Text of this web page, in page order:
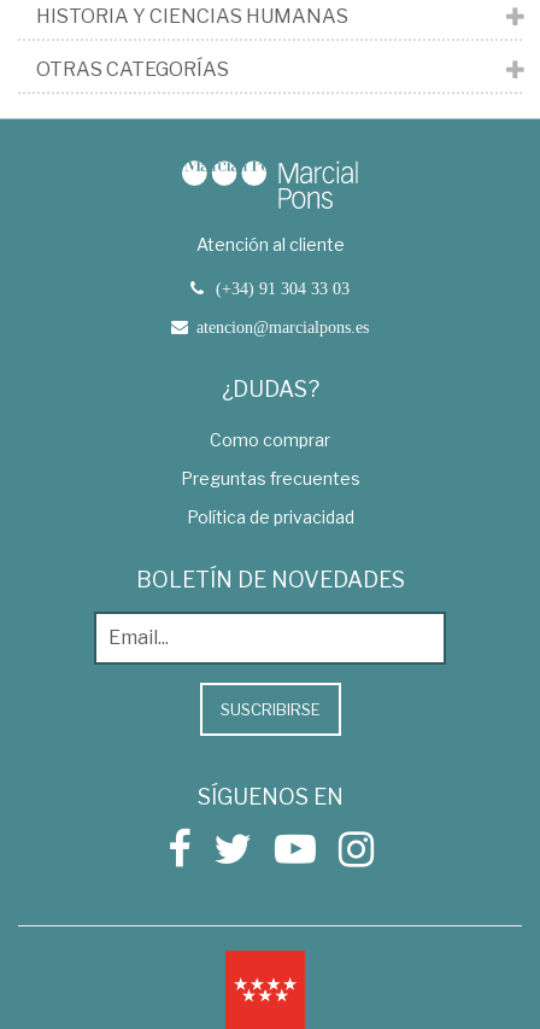
HISTORIA Y CIENCIAS HUMANAS
OTRAS CATEGORÍAS
Atención al cliente
(+34) 91 304 33 03
atencion@marcialpons.es
¿DUDAS?
Como comprar
Preguntas frecuentes
Política de privacidad
BOLETÍN DE NOVEDADES
SUSCRIBIRSE
SÍGUENOS EN